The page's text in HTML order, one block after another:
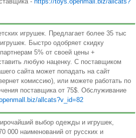
игрушек. Предлагает более 35 тыс
Быстро одобряет скидку
5% от своей цены +
любую наценку. С поставщиком
сайта может попадать на сайт
комиссию), или можете работать по
поставщика от 75$. Обслуживание
allcats?v_id=82
выбор одежды и игрушек,
000 наименований от русских и